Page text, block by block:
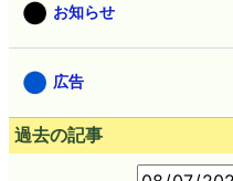
お知らせ
広告
過去の記事